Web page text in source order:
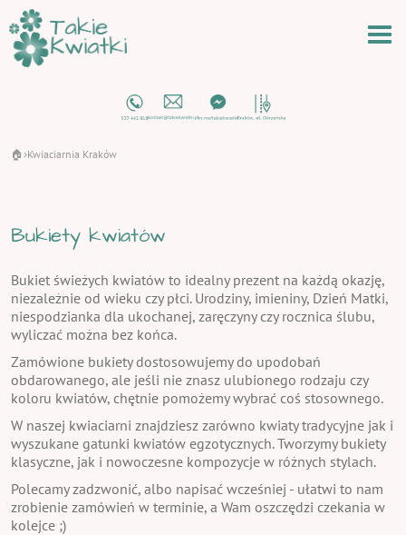
🏠 ›Kwiaciarnia Kraków
Bukiety kwiatów
Bukiet świeżych kwiatów to idealny prezent na każdą okazję,
niezależnie od wieku czy płci. Urodziny, imieniny, Dzień Matki,
niespodzianka dla ukochanej, zaręczyny czy rocznica ślubu,
wyliczać można bez końca.
Zamówione bukiety dostosowujemy do upodobań
obdarowanego, ale jeśli nie znasz ulubionego rodzaju czy
koloru kwiatów, chętnie pomożemy wybrać coś stosownego.
W naszej kwiaciarni znajdziesz zarówno kwiaty tradycyjne jak i
wyszukane gatunki kwiatów egzotycznych. Tworzymy bukiety
klasyczne, jak i nowoczesne kompozycje w różnych stylach.
Polecamy zadzwonić, albo napisać wcześniej - ułatwi to nam
zrobienie zamówień w terminie, a Wam oszczędzi czekania w
kolejce ;)